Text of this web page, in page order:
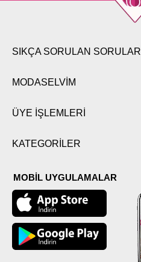
SIKÇA SORULAN SORULAR
MODASELVİM
ÜYE İŞLEMLERİ
KATEGORİLER
MOBİL UYGULAMALAR